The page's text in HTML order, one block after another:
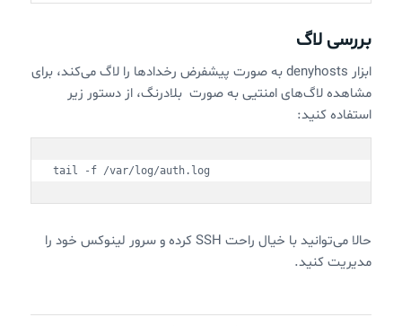
بررسی لاگ
ابزار denyhosts به صورت پیشفرض رخدادها را لاگ می‌کند، برای
مشاهده لاگ‌های امنتیی به صورت بلادرنگ، از دستور زیر
استفاده کنید:
tail -f /var/log/auth.log
حالا می‌توانید با خیال راحت SSH کرده و سرور لینوکس خود را
مدیریت کنید.